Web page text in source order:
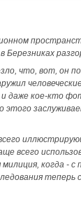
что, вот, он
даже кое-кто
всего
когда -